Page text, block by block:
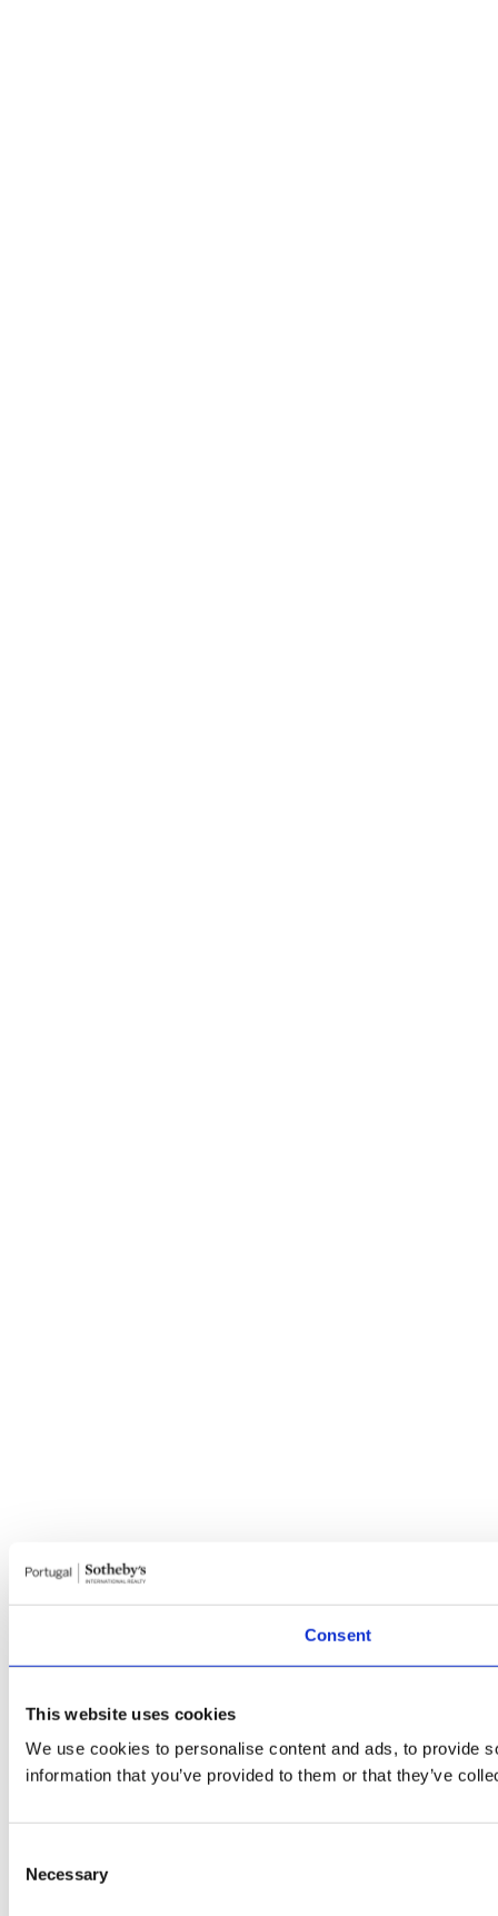
Consent
This website uses cookies
We use cookies to personalise content and ads, to provide
information that you’ve provided to them or that they’ve
Selection
Necessary